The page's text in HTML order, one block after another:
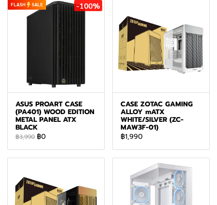
FLASH SALE -100%
ASUS PROART CASE
(PA401) WOOD EDITION
METAL PANEL ATX
BLACK
฿3,990 ฿0
CASE ZOTAC GAMING
ALLOY mATX
WHITE/SILVER (ZC-
MAW3F-01)
฿1,990